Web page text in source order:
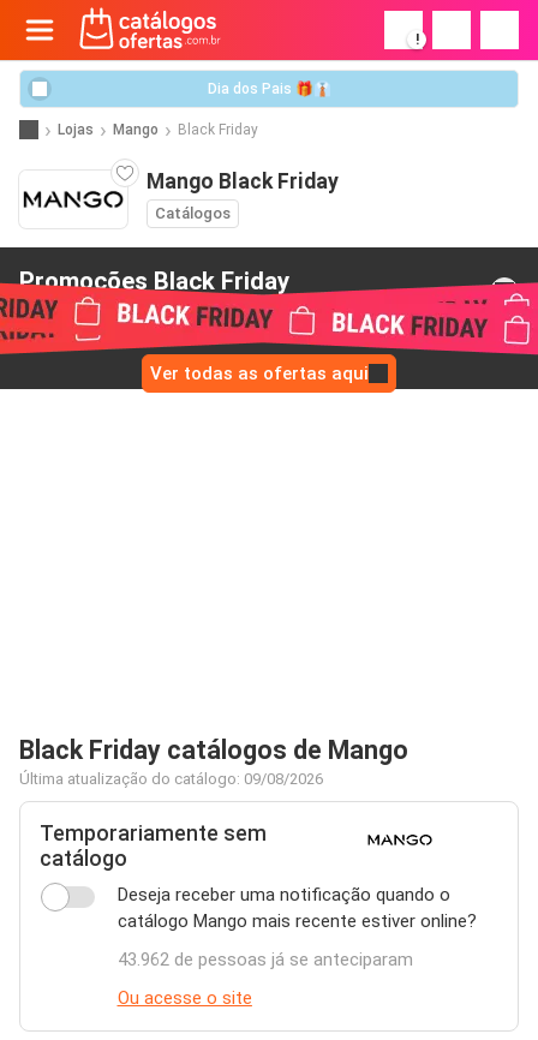
!
Dia dos Pais 🎁👔
Lojas Mango Black Friday
Mango Black Friday
Catálogos
Promoções Black Friday
de Mango
Ver todas as ofertas aqui
Black Friday catálogos de Mango
Última atualização do catálogo: 09/08/2026
Temporariamente sem
catálogo
Deseja receber uma notificação quando o
catálogo Mango mais recente estiver online?
43.962 de pessoas já se anteciparam
Ou acesse o site